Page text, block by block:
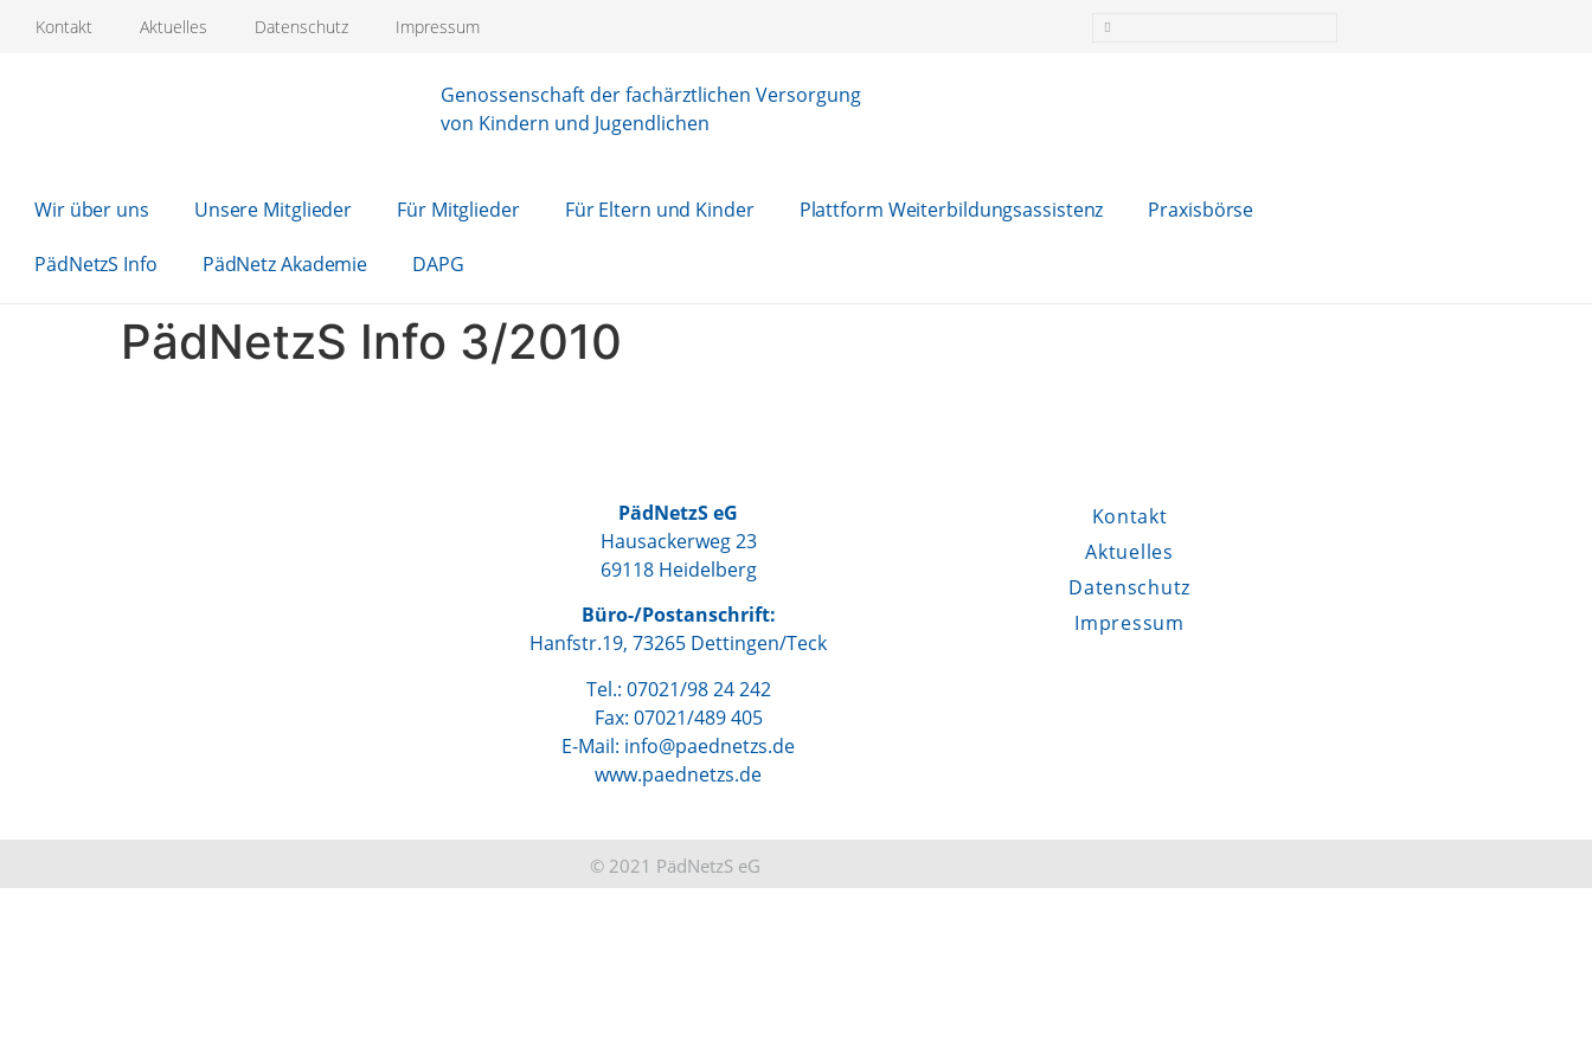
Kontakt Aktuelles Datenschutz Impressum
Genossenschaft der fachärztlichen Versorgung
von Kindern und Jugendlichen
Wir über uns Unsere Mitglieder Für Mitglieder Für Eltern und Kinder Plattform Weiterbildungsassistenz Praxisbörse
PädNetzS Info PädNetz Akademie DAPG
PädNetzS Info 3/2010
PädNetzS eG
Hausackerweg 23
69118 Heidelberg
Büro-/Postanschrift:
Hanfstr.19, 73265 Dettingen/Teck
Tel.: 07021/98 24 242
Fax: 07021/489 405
E-Mail: info@paednetzs.de
www.paednetzs.de
Kontakt
Aktuelles
Datenschutz
Impressum
© 2021 PädNetzS eG